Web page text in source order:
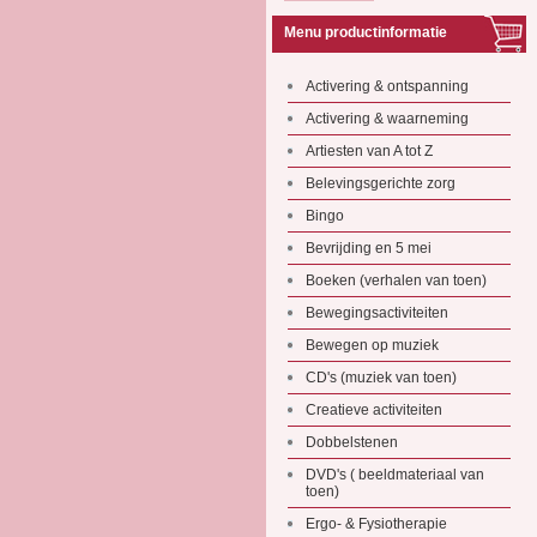
Menu productinformatie
Activering & ontspanning
Activering & waarneming
Artiesten van A tot Z
Belevingsgerichte zorg
Bingo
Bevrijding en 5 mei
Boeken (verhalen van toen)
Bewegingsactiviteiten
Bewegen op muziek
CD's (muziek van toen)
Creatieve activiteiten
Dobbelstenen
DVD's ( beeldmateriaal van
toen)
Ergo- & Fysiotherapie